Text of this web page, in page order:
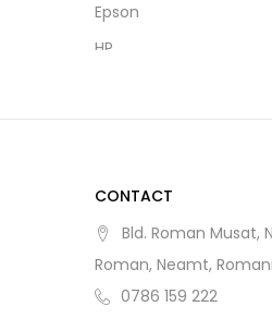
LG
Maxell
Memories-Precious
200
Epson
HP
Minolta
Philips
Ricoh
Samsung
Xerox
CONTACT
Bld. Roman Musat,
Roman, Neamt,
0786 159 222